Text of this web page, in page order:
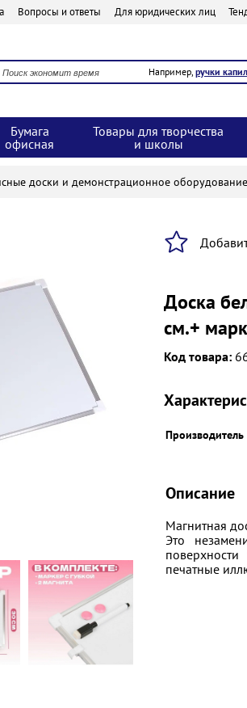
Вопросы и ответы Для юридических лиц
Например, ручки
Бумага
офисная
Товары для творчества
и школы
доски и демонстрационное оборудование
Доска
см.+
Код товара:
Производитель
Описание
Магнитная
Это
печатные